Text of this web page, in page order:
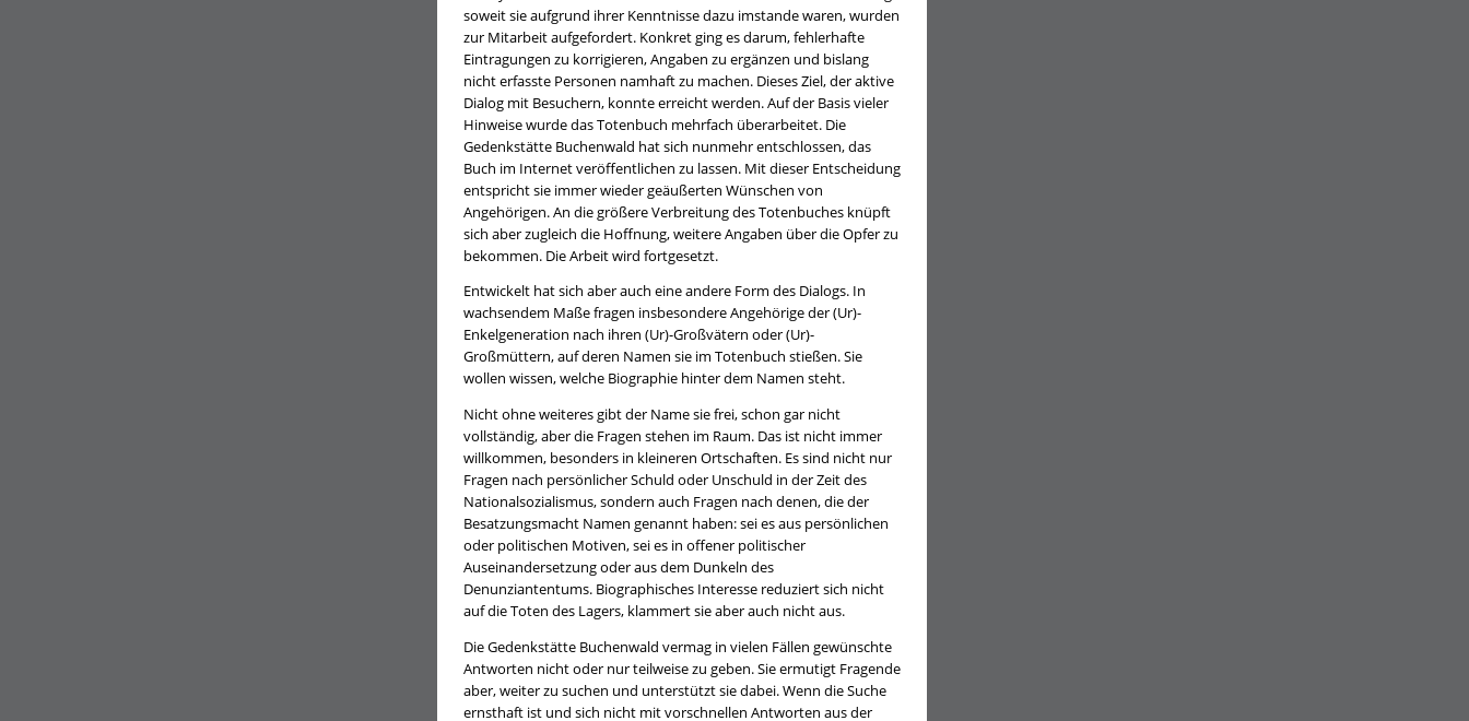
soweit sie aufgrund ihrer Kenntnisse dazu imstande waren, wurden
zur Mitarbeit aufgefordert. Konkret ging es darum, fehlerhafte
Eintragungen zu korrigieren, Angaben zu ergänzen und bislang
nicht erfasste Personen namhaft zu machen. Dieses Ziel, der aktive
Dialog mit Besuchern, konnte erreicht werden. Auf der Basis vieler
Hinweise wurde das Totenbuch mehrfach überarbeitet. Die
Gedenkstätte Buchenwald hat sich nunmehr entschlossen, das
Buch im Internet veröffentlichen zu lassen. Mit dieser Entscheidung
entspricht sie immer wieder geäußerten Wünschen von
Angehörigen. An die größere Verbreitung des Totenbuches knüpft
sich aber zugleich die Hoffnung, weitere Angaben über die Opfer zu
bekommen. Die Arbeit wird fortgesetzt.
Entwickelt hat sich aber auch eine andere Form des Dialogs. In
wachsendem Maße fragen insbesondere Angehörige der (Ur)-
Enkelgeneration nach ihren (Ur)-Großvätern oder (Ur)-
Großmüttern, auf deren Namen sie im Totenbuch stießen. Sie
wollen wissen, welche Biographie hinter dem Namen steht.
Nicht ohne weiteres gibt der Name sie frei, schon gar nicht
vollständig, aber die Fragen stehen im Raum. Das ist nicht immer
willkommen, besonders in kleineren Ortschaften. Es sind nicht nur
Fragen nach persönlicher Schuld oder Unschuld in der Zeit des
Nationalsozialismus, sondern auch Fragen nach denen, die der
Besatzungsmacht Namen genannt haben: sei es aus persönlichen
oder politischen Motiven, sei es in offener politischer
Auseinandersetzung oder aus dem Dunkeln des
Denunziantentums. Biographisches Interesse reduziert sich nicht
auf die Toten des Lagers, klammert sie aber auch nicht aus.
Die Gedenkstätte Buchenwald vermag in vielen Fällen gewünschte
Antworten nicht oder nur teilweise zu geben. Sie ermutigt Fragende
aber, weiter zu suchen und unterstützt sie dabei. Wenn die Suche
ernsthaft ist und sich nicht mit vorschnellen Antworten aus der